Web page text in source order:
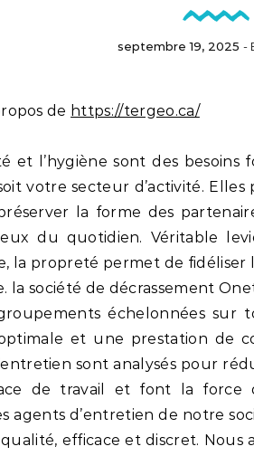
septembre 19, 2025 -
de https://tergeo.ca/
et l’hygiène sont des
votre secteur d’activité.
la forme des
du quotidien. Véritable
la propreté permet de fidéliser
la société de décrassement
échelonnées sur
et une prestation de
sont analysés pour
de travail et font la force
agents d’entretien de notre
efficace et discret. Nous